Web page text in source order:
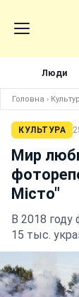
Люди
Головна ›
КУЛЬТУРА
Мир
Місто"
В 2018 году
15 тыс.